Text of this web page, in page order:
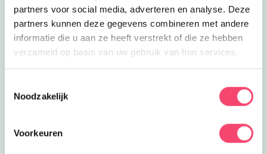
partners voor social media, adverteren en analyse. Deze
partners kunnen deze gegevens combineren met andere
informatie die u aan ze heeft verstrekt of die ze hebben
verzameld op basis van uw gebruik van hun services.
Noodzakelijk
Voorkeuren
4.8 km
Town Sliedrecht!
Eropuit
Sterrenwacht Mercurius
Verbaas je over verre werelden tijdens
een leerzaam bezoek aan
Lees meer Sterrenwacht Mercurius
Lunchen, dineren én lekker spelen in
Lees meer De Merwelanden